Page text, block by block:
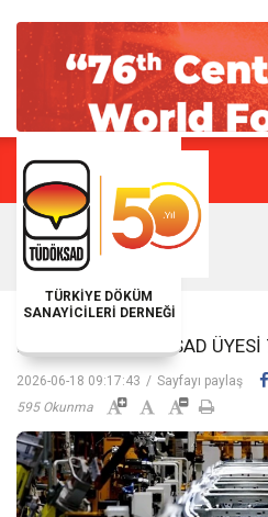
TÜRKİYE DÖKÜM
SANAYİCİLERİ DERNEĞİ
İSO 500’DE TÜDÖKSAD
2026-06-18 09:17:43 / Sayfayı paylaş
595 Okunma